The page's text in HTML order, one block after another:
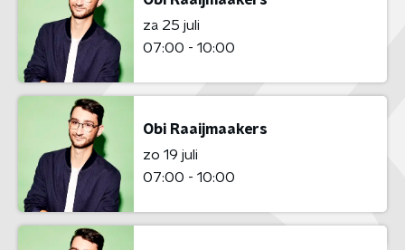
za 25 juli
07:00 - 10:00
Obi Raaijmaakers
zo 19 juli
07:00 - 10:00